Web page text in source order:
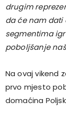
drugim
da će nam
segmentima
poboljšanje
Na ovaj vikend
prvo mjesto
domaćina